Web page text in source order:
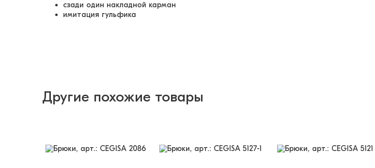
сзади один накладной карман
имитация гульфика
Другие похожие товары